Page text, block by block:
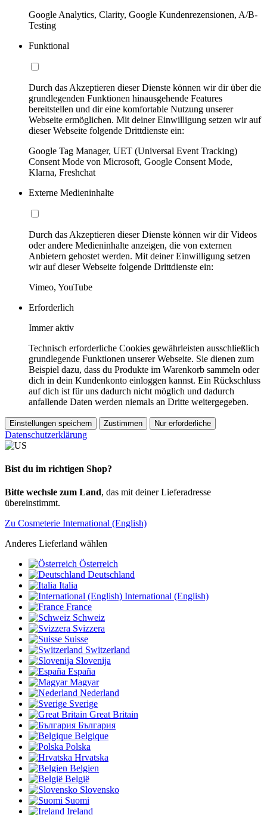
Google Analytics, Clarity, Google Kundenrezensionen, A/B-
Testing
Funktional
Durch das Akzeptieren dieser Dienste können wir dir über die
grundlegenden Funktionen hinausgehende Features
bereitstellen und dir eine komfortable Nutzung unserer
Webseite ermöglichen. Mit deiner Einwilligung setzen wir auf
dieser Webseite folgende Drittdienste ein:
Google Tag Manager, UET (Universal Event Tracking)
Consent Mode von Microsoft, Google Consent Mode,
Klarna, Freshchat
Externe Medieninhalte
Durch das Akzeptieren dieser Dienste können wir dir Videos
oder andere Medieninhalte anzeigen, die von externen
Anbietern gehostet werden. Mit deiner Einwilligung setzen
wir auf dieser Webseite folgende Drittdienste ein:
Vimeo, YouTube
Erforderlich
Immer aktiv
Technisch erforderliche Cookies gewährleisten ausschließlich
grundlegende Funktionen unserer Webseite. Sie dienen zum
Beispiel dazu, dass du Produkte im Warenkorb sammeln oder
dich in dein Kundenkonto einloggen kannst. Ein Rückschluss
auf dich ist für uns dadurch nicht möglich und dadurch
anfallende Daten werden niemals an Dritte weitergegeben.
Einstellungen speichern Zustimmen Nur erforderliche
Datenschutzerklärung
Bist du im richtigen Shop?
Bitte wechsle zum Land, das mit deiner Lieferadresse
übereinstimmt.
Zu Cosmeterie International (English)
Anderes Lieferland wählen
Österreich
Deutschland
Italia
International (English)
France
Schweiz
Svizzera
Suisse
Switzerland
Slovenija
España
Magyar
Nederland
Sverige
Great Britain
България
Belgique
Polska
Hrvatska
Belgien
België
Slovensko
Suomi
Ireland